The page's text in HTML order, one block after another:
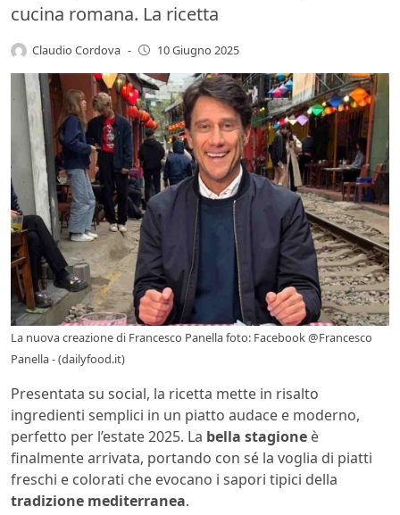
cucina romana. La ricetta
Claudio Cordova - 10 Giugno 2025
La nuova creazione di Francesco Panella foto: Facebook @Francesco
Panella - (dailyfood.it)
Presentata su social, la ricetta mette in risalto
ingredienti semplici in un piatto audace e moderno,
perfetto per l’estate 2025. La bella stagione è
finalmente arrivata, portando con sé la voglia di piatti
freschi e colorati che evocano i sapori tipici della
tradizione mediterranea.